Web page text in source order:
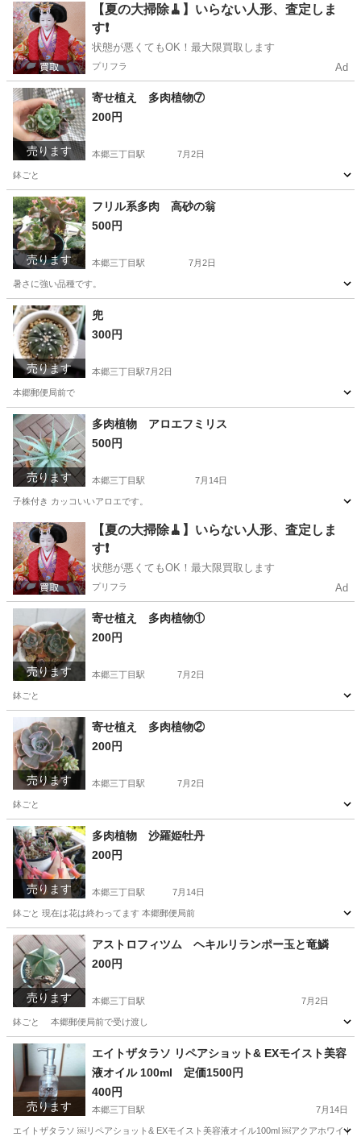
東京 文京区 本郷三丁目駅 家庭用品 多肉植物
【夏の大掃除🧹】いらない人形、査定しま
す❗️
状態が悪くてもOK！最大限買取します
プリフラ Ad
売ります
寄せ植え 多肉植物⑦
200円
本郷三丁目駅 7月2日
鉢ごと
東京 文京区 本郷三丁目駅 家庭用品
売ります
フリル系多肉 高砂の翁
500円
本郷三丁目駅 7月2日
暑さに強い品種です。
東京 文京区
売ります
兜
300円
本郷三丁目駅7月2日
本郷郵便局前で
東京 文京区 本郷三丁目駅 家庭用品
売ります
多肉植物 アロエフミリス
500円
本郷三丁目駅 7月14日
子株付き カッコいいアロエです。
東京 文京区 本郷三丁目駅 家庭用品 多肉植物
【夏の大掃除🧹】いらない人形、査定しま
す❗️
状態が悪くてもOK！最大限買取します
プリフラ Ad
売ります
寄せ植え 多肉植物①
200円
本郷三丁目駅 7月2日
鉢ごと
東京 文京区 本郷三丁目駅 家庭用品
売ります
寄せ植え 多肉植物②
200円
本郷三丁目駅 7月2日
鉢ごと
東京 文京区 本郷三丁目駅 家庭用品
売ります
多肉植物 沙羅姫牡丹
200円
本郷三丁目駅 7月14日
鉢ごと 現在は花は終わってます 本郷郵便局前
東京 文京区 本郷三丁目駅 その他 多肉植物
売ります
アストロフィツム ヘキルリランポー玉と竜鱗
200円
本郷三丁目駅 7月2日
鉢ごと 本郷郵便局前で受け渡し
東京 文京区 本郷三丁目駅 家庭用品 アストロフィツム
売ります
エイトザタラソ ￼リペアショット& EXモイスト美容
液オイル 100ml 定価1500円
400円
本郷三丁目駅 7月14日
エイトザタラソ ￼リペアショット& EXモイスト美容液オイル100ml ￼アクアホワイ